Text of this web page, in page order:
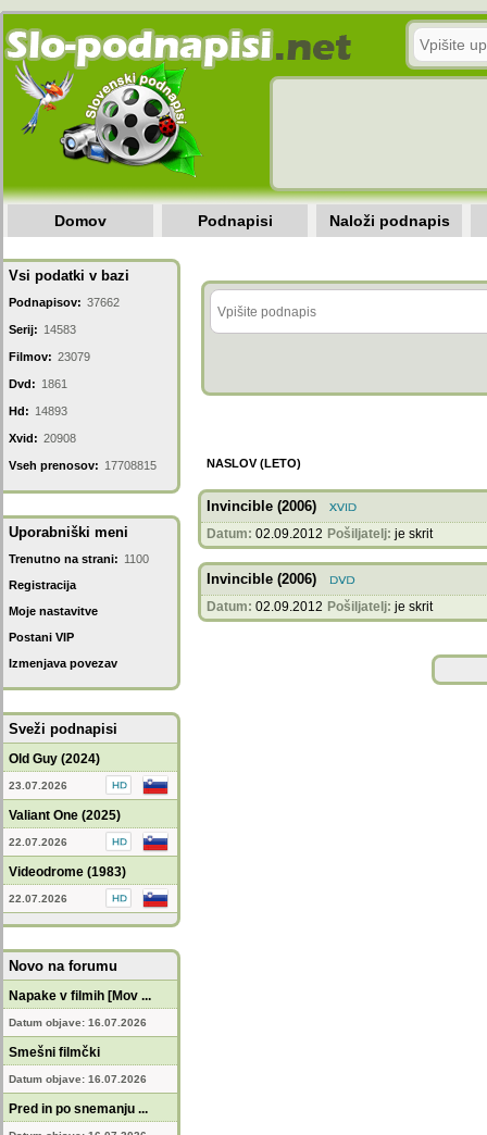
Domov Podnapisi Naloži podnapis
Vsi podatki v bazi
Podnapisov: 37662
Serij: 14583
Filmov: 23079
Dvd: 1861
Hd: 14893
Xvid: 20908
Vseh prenosov: 17708815
Uporabniški meni
Trenutno na strani: 1100
Registracija
Moje nastavitve
Postani VIP
Izmenjava povezav
Sveži podnapisi
Old Guy (2024)
23.07.2026
Valiant One (2025)
22.07.2026
Videodrome (1983)
22.07.2026
Novo na forumu
Napake v filmih [Mov ...
Datum objave: 16.07.2026
Smešni filmčki
Datum objave: 16.07.2026
Pred in po snemanju ...
NASLOV (LETO)
Invincible (2006)
Datum: 02.09.2012 Pošiljatelj: je skrit
Invincible (2006)
Datum: 02.09.2012 Pošiljatelj: je skrit